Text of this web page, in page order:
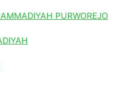
PURWOREJO